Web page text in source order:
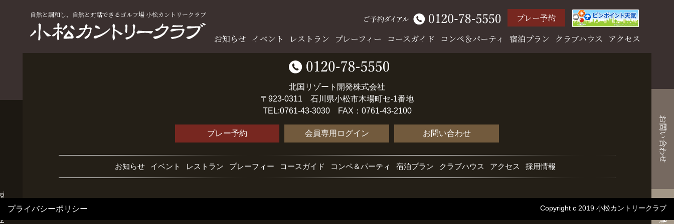
自然と調和し、自然と対話できるゴルフ場 小松カントリークラブ
プレー予約
お知らせ イベント レストラン プレーフィー コースガイド コンペ＆パーティ 宿泊プラン クラブハウス アクセス
お問い合わせ
北国リゾート開発株式会社
〒923-0311 石川県小松市木場町セ-1番地
TEL:0761-43-3030 FAX：0761-43-2100
プレー予約 会員専用ログイン お問い合わせ
お知らせ イベント レストラン プレーフィー コースガイド コンペ＆パーティ 宿泊プラン クラブハウス アクセス 採用情報
プライバシーポリシー Copyright c 2019 小松カントリークラブ